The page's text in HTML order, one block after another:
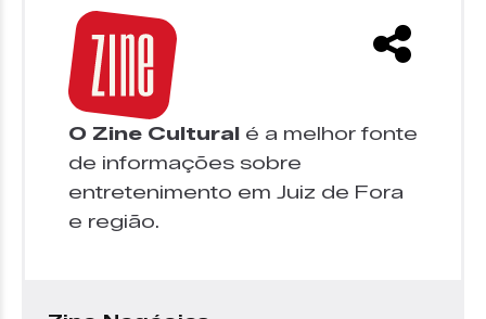
O Zine Cultural é a melhor fonte
de informações sobre
entretenimento em Juiz de Fora
e região.